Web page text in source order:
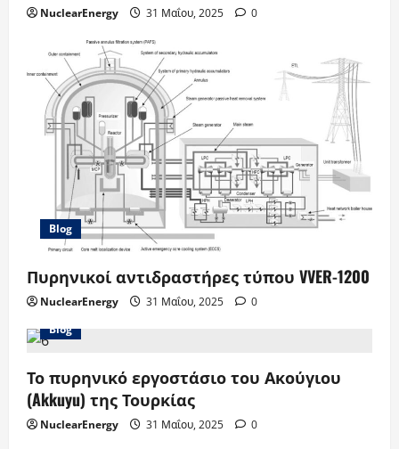
NuclearEnergy 31 Μαΐου, 2025 0
Blog
Πυρηνικοί αντιδραστήρες τύπου VVER-1200
NuclearEnergy 31 Μαΐου, 2025
0
Blog
Το πυρηνικό εργοστάσιο του Ακούγιου
(Akkuyu) της Τουρκίας
NuclearEnergy 31 Μαΐου, 2025 0